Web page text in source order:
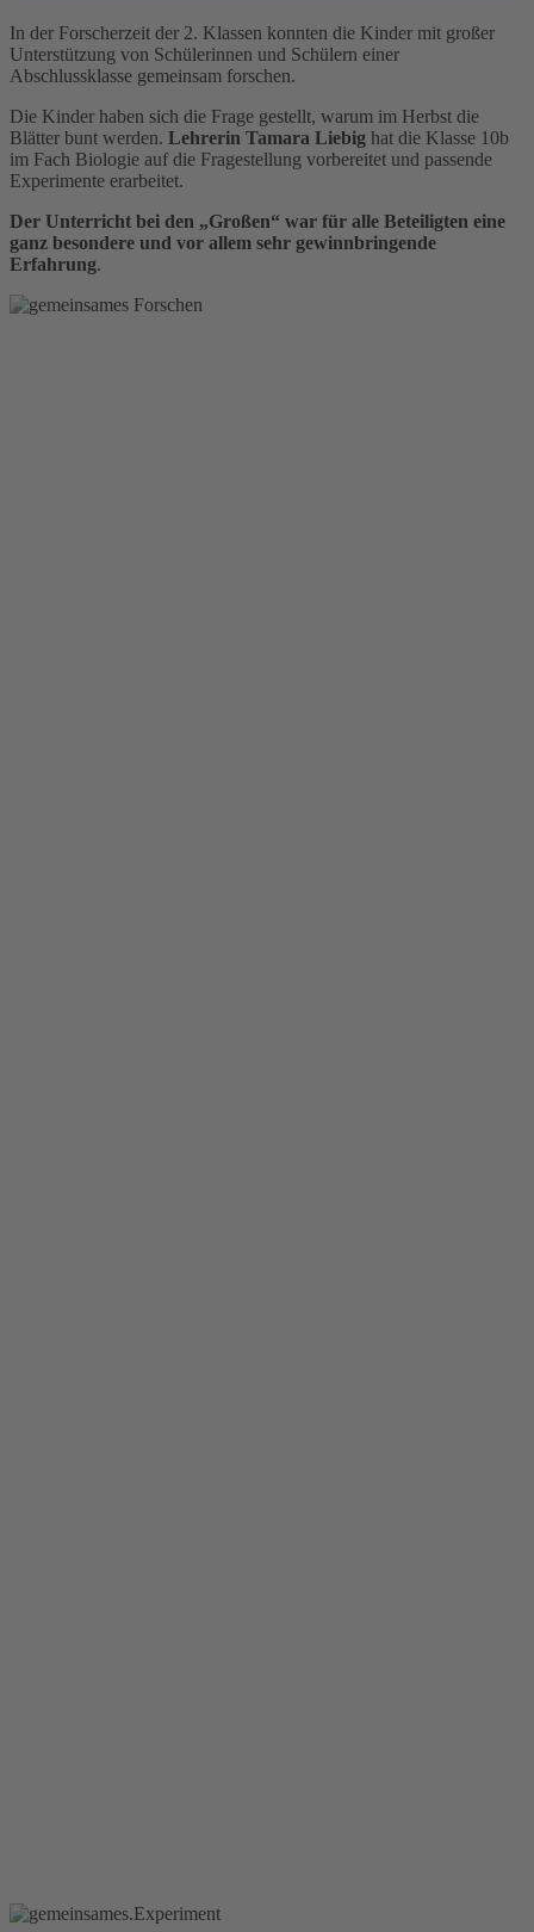
In der Forscherzeit der 2. Klassen konnten die Kinder mit großer
Unterstützung von Schülerinnen und Schülern einer
Abschlussklasse gemeinsam forschen.
Die Kinder haben sich die Frage gestellt, warum im Herbst die
Blätter bunt werden. Lehrerin Tamara Liebig hat die Klasse 10b
im Fach Biologie auf die Fragestellung vorbereitet und passende
Experimente erarbeitet.
Der Unterricht bei den „Großen“ war für alle Beteiligten eine
ganz besondere und vor allem sehr gewinnbringende
Erfahrung.